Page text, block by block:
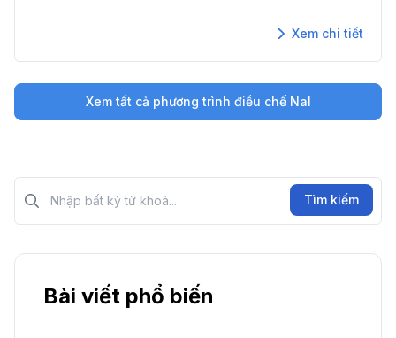
Xem chi tiết
Xem tất cả phương trình điều chế NaI
Tìm kiếm?>
Tìm kiếm
Bài viết phổ biến